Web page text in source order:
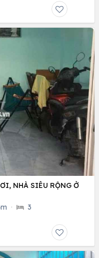
NHÀ SIÊU RỘNG Ở
· 3